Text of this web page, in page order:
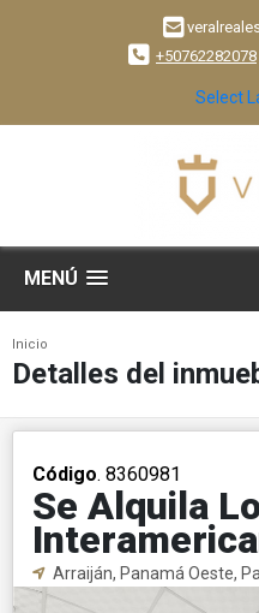
+50762282078
Select
MENÚ
Inicio
Detalles del
Código. 8360981
Se Alquila
Arraiján, Panamá Oeste,